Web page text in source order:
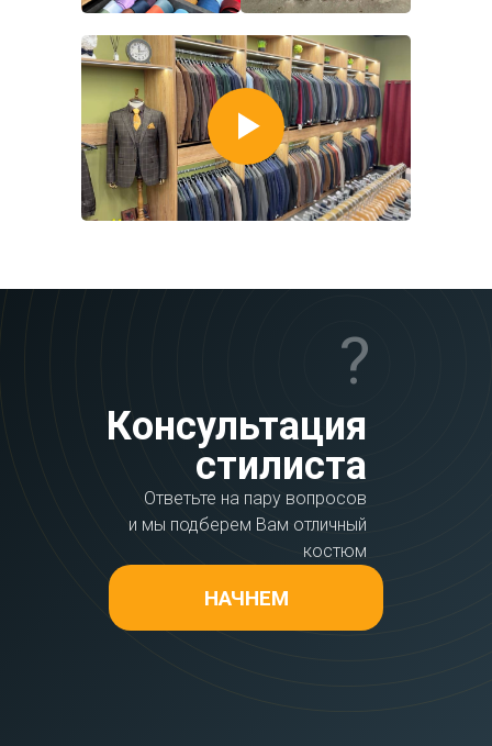
?
Консультация
стилиста
Ответьте на пару вопросов
и мы подберем Вам отличный
костюм
НАЧНЕМ